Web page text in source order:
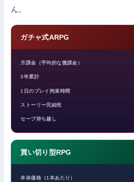
ん。
ガチャ式ARPG
月課金（平均的な微課金）
3年累計
1日のプレイ拘束時間
ストーリー完結性
セーブ持ち越し
買い切り型RPG
本体価格（1本あたり）